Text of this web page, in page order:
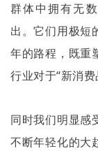
群体中拥有无
出。它们用极短
年的路程，既重
行业对于“新消
同时我们明显感
不断年轻化的大